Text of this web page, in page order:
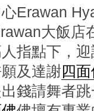
Erawan
大飯店
指點下，
及達謝四
錢請舞者